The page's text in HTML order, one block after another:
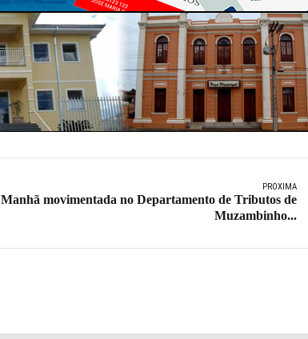
PRÓXIMA
Manhã movimentada no Departamento de Tributos de
Muzambinho...